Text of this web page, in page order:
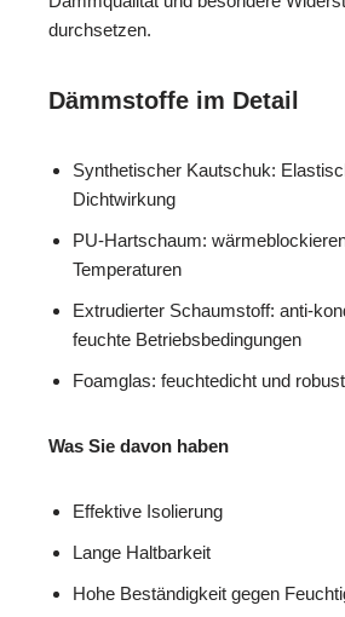
durchsetzen.
Dämmstoffe im Detail
Synthetischer Kautschuk:
Dichtwirkung
PU-Hartschaum:
Temperaturen
Extrudierter Schaumstoff: anti-
feuchte Betriebsbedingungen
Foamglas: feuchtedicht und robust
Was Sie davon haben
Effektive Isolierung
Lange Haltbarkeit
Hohe Beständigkeit gegen